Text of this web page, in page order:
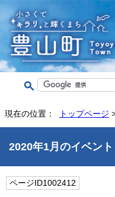
現在の位置： トップページ
2020年1月のイベント
ページID1002412